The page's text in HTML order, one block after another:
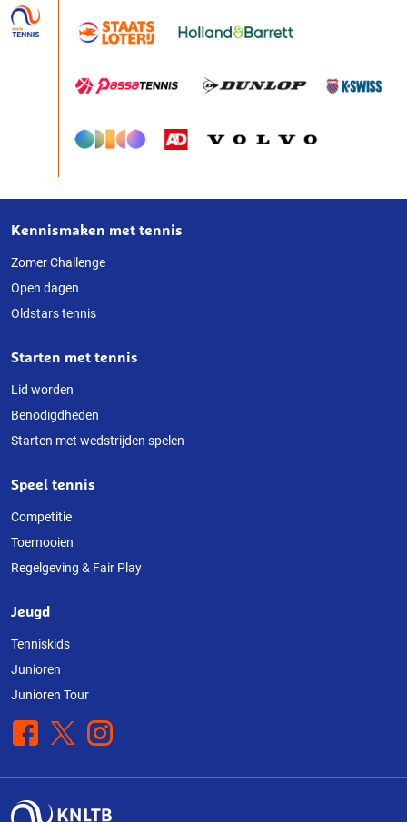
Over
deze
website
Kennismaken met tennis
Zomer Challenge
Open dagen
Oldstars tennis
Starten met tennis
Lid worden
Benodigdheden
Starten met wedstrijden spelen
Speel tennis
Competitie
Toernooien
Regelgeving & Fair Play
Jeugd
Tenniskids
Junioren
Junioren Tour
Facebook
X Instagram